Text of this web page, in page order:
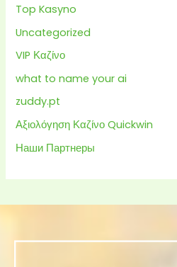
Top Kasyno
Uncategorized
VIP Καζίνο
what to name your ai
zuddy.pt
Αξιολόγηση Καζίνο Quickwin
Наши Партнеры